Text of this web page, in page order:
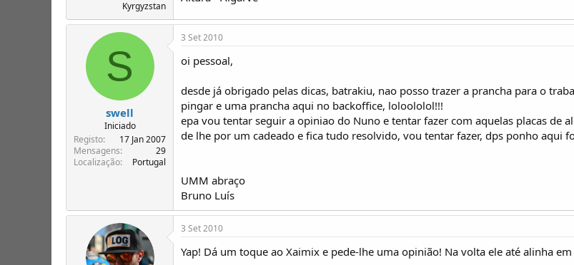
Kyrgyzstan
S
swell
Iniciado
Registo
17 Jan 2007
Mensagens
29
Localização
Portugal
3 Set 2010
oi pessoal,
desde já obrigado pelas dicas, batrakiu, nao posso trazer a prancha para o
pingar e uma prancha aqui no backoffice, loloololol!!!
epa vou tentar seguir a opiniao do Nuno e tentar fazer com aquelas placas
de lhe por um cadeado e fica tudo resolvido, vou tentar fazer, dps ponho aqui
UMM abraço
Bruno Luís
3 Set 2010
Yap! Dá um toque ao Xaimix e pede-lhe uma opinião! Na volta ele até alinha